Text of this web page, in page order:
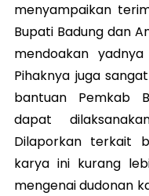
menyampaikan
Bupati Badung dan
mendoakan
Pihaknya juga
bantuan Pemkab
dapat
Dilaporkan terkait
karya ini kurang
mengenai dudonan